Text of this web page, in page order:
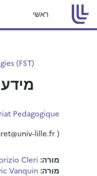
דילוג לתוכן הראשי
ראשי
(FST)
Pedagogique
lille.fr )
מורה: Cleri
מורה: Vanquin